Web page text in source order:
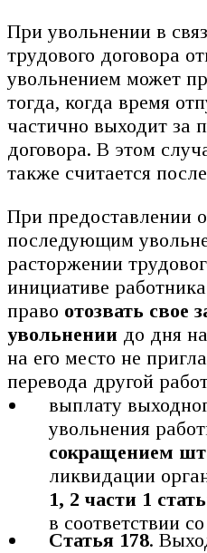
При увольнении в
трудового договора
увольнением может
тогда, когда время
частично выходит за
договора. В этом
также считается
При предоставлении
последующим
расторжении
инициативе
право отозвать свое
увольнении до дня
на его место не
перевода другой
выплату
увольнения
сокращением
ликвидации
1, 2 части 1
в соответствии со
Статья 178.